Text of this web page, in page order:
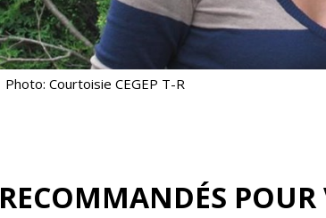
Photo: Courtoisie CEGEP T-R
RECOMMANDÉS POUR